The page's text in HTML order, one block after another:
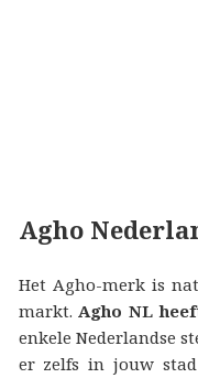
Agho
Het Agho-merk is
markt.Agho NL
enkele Nederlandse
er zelfs in jouw